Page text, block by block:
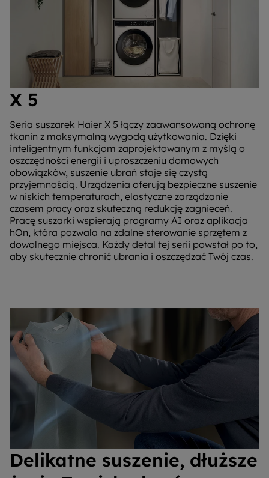
X 5
Seria suszarek Haier X 5 łączy zaawansowaną ochronę
tkanin z maksymalną wygodą użytkowania. Dzięki
inteligentnym funkcjom zaprojektowanym z myślą o
oszczędności energii i uproszczeniu domowych
obowiązków, suszenie ubrań staje się czystą
przyjemnością. Urządzenia oferują bezpieczne suszenie
w niskich temperaturach, elastyczne zarządzanie
czasem pracy oraz skuteczną redukcję zagnieceń.
Pracę suszarki wspierają programy AI oraz aplikacja
hOn, która pozwala na zdalne sterowanie sprzętem z
dowolnego miejsca. Każdy detal tej serii powstał po to,
aby skutecznie chronić ubrania i oszczędzać Twój czas.
Delikatne suszenie, dłuższe